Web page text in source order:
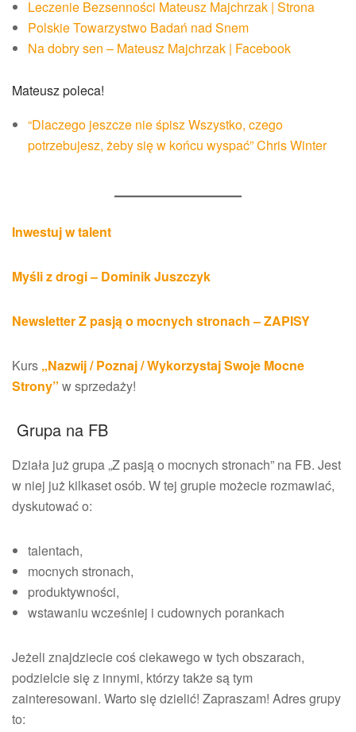
Leczenie Bezsenności Mateusz Majchrzak | Strona
Polskie Towarzystwo Badań nad Snem
Na dobry sen – Mateusz Majchrzak | Facebook
Mateusz poleca!
“Dlaczego jeszcze nie śpisz Wszystko, czego
potrzebujesz, żeby się w końcu wyspać” Chris Winter
Inwestuj w talent
Myśli z drogi – Dominik Juszczyk
Newsletter Z pasją o mocnych stronach – ZAPISY
Kurs „Nazwij / Poznaj / Wykorzystaj Swoje Mocne
Strony” w sprzedaży!
Grupa na FB
Działa już grupa „Z pasją o mocnych stronach” na FB. Jest
w niej już kilkaset osób. W tej grupie możecie rozmawiać,
dyskutować o:
talentach,
mocnych stronach,
produktywności,
wstawaniu wcześniej i cudownych porankach
Jeżeli znajdziecie coś ciekawego w tych obszarach,
podzielcie się z innymi, którzy także są tym
zainteresowani. Warto się dzielić! Zapraszam! Adres grupy
to: